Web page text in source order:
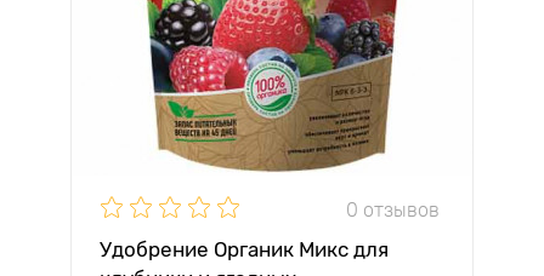
0 отзывов
Удобрение Органик Микс для